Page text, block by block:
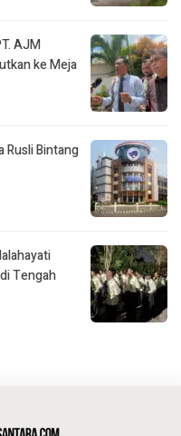
AJM
ke Meja
Rusli Bintang
Tengah